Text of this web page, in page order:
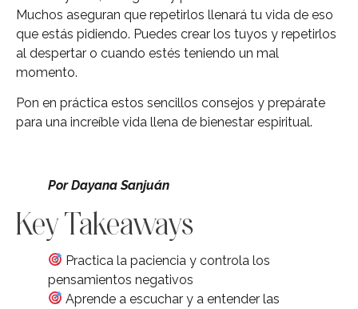
Muchos aseguran que repetirlos llenará tu vida de eso
que estás pidiendo. Puedes crear los tuyos y repetirlos
al despertar o cuando estés teniendo un mal
momento.
Pon en práctica estos sencillos consejos y prepárate
para una increíble vida llena de bienestar espiritual.
Por Dayana Sanjuán
Key Takeaways
Practica la paciencia y controla los
pensamientos negativos
Aprende a escuchar y a entender las